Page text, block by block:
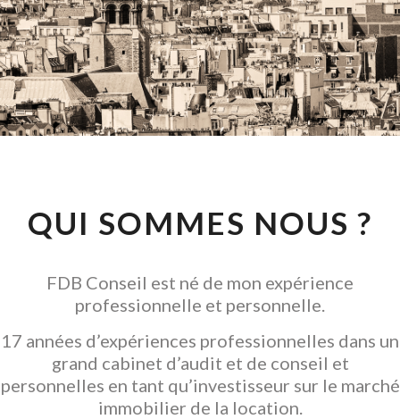
CONSEIL EN
INVESTISSEMENT
LOCATIF
GARANTIR L' ACQUISITION
QUI SOMMES NOUS ?
FDB Conseil est né de mon expérience
professionnelle et personnelle.
17 années d’expériences professionnelles dans un
grand cabinet d’audit et de conseil et
personnelles en tant qu’investisseur sur le marché
immobilier de la location.